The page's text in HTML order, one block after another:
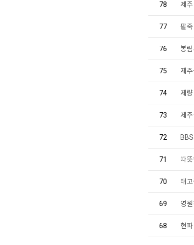
78 제
77 팥
76 봉림
75 제
74 제
73 제
72
71 따
70 태
69 영
68 현